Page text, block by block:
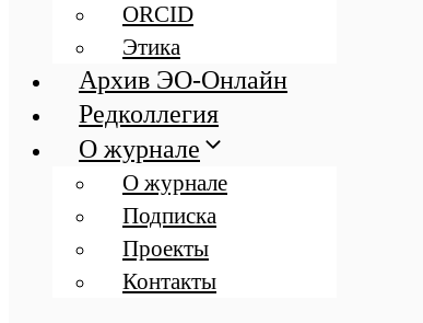
ORCID
Этика
Архив ЭО-Онлайн
Редколлегия
О журнале
О журнале
Подписка
Проекты
Контакты